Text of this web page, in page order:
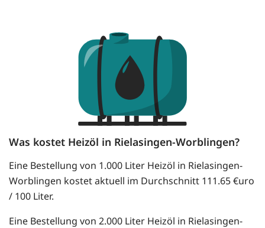
Was kostet Heizöl in Rielasingen-Worblingen?
Eine Bestellung von 1.000 Liter Heizöl in Rielasingen-
Worblingen kostet aktuell im Durchschnitt 111.65 €uro
/ 100 Liter.
Eine Bestellung von 2.000 Liter Heizöl in Rielasingen-